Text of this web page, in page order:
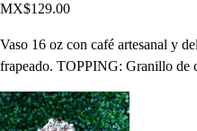
MX$129.00
Vaso 16 oz con café artesanal y
frapeado. TOPPING: Granillo de